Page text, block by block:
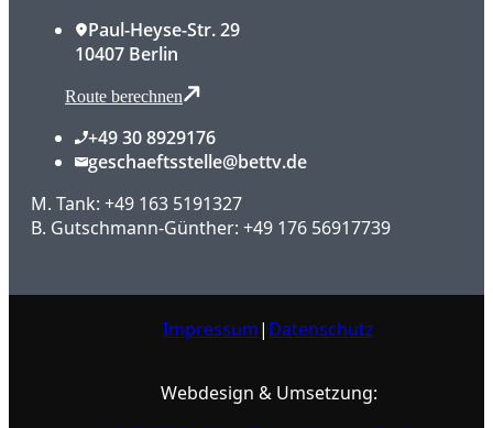
Paul-Heyse-Str. 29
10407 Berlin
Route berechnen
+49 30 8929176
geschaeftsstelle@bettv.de
M. Tank: +49 163 5191327
B. Gutschmann-Günther: +49 176 56917739
Impressum| Datenschutz
Webdesign & Umsetzung: